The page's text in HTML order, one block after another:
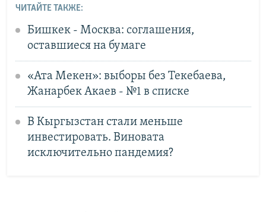
ЧИТАЙТЕ ТАКЖЕ:
Бишкек - Москва: соглашения,
оставшиеся на бумаге
«Ата Мекен»: выборы без Текебаева,
Жанарбек Акаев - №1 в списке
В Кыргызстан стали меньше
инвестировать. Виновата
исключительно пандемия?